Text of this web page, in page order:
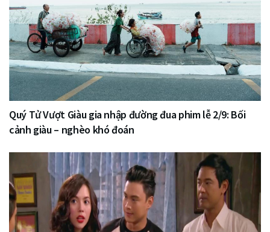
Quý Tử Vượt Giàu gia nhập đường đua phim lễ 2/9: Bối
cảnh giàu – nghèo khó đoán